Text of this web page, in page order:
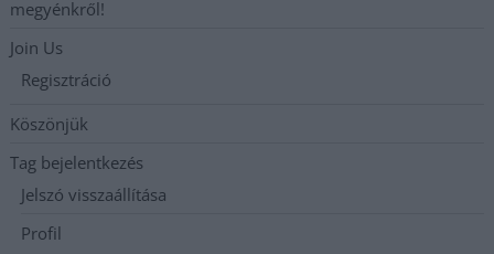
megyénkről!
Join Us
Regisztráció
Köszönjük
Tag bejelentkezés
Jelszó visszaállítása
Profil